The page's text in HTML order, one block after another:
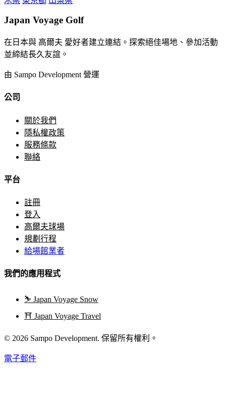
Japan Voyage Golf
在日本與 高爾夫 愛好者建立連結。探索絕佳場地、參加活動
並締結長久友誼。
由 Sampo Development 營運
公司
關於我們
隱私權政策
服務條款
聯絡
平台
註冊
登入
高爾夫球場
規劃行程
給場館業者
我們的應用程式
⛷️ Japan Voyage Snow
⛩️ Japan Voyage Travel
© 2026 Sampo Development. 保留所有權利。
電子郵件